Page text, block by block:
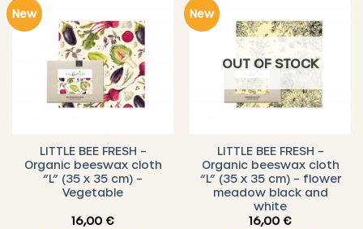
New
LITTLE BEE FRESH –
Organic beeswax cloth
“L” (35 x 35 cm) –
Vegetable
16,00 €
New
OUT OF STOCK
LITTLE BEE FRESH –
Organic beeswax cloth
“L” (35 x 35 cm) – flower
meadow black and
white
16,00 €